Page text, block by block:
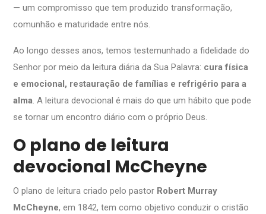
— um compromisso que tem produzido transformação,
comunhão e maturidade entre nós.
Ao longo desses anos, temos testemunhado a fidelidade do
Senhor por meio da leitura diária da Sua Palavra: cura física
e emocional, restauração de famílias e refrigério para a
alma. A leitura devocional é mais do que um hábito que pode
se tornar um encontro diário com o próprio Deus.
O plano de leitura
devocional McCheyne
O plano de leitura criado pelo pastor Robert Murray
McCheyne, em 1842, tem como objetivo conduzir o cristão